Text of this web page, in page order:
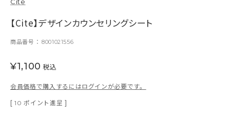
【Cite】デザインカウンセリングシート
商品番号 8001021556
¥1,100 税込
会員価格で購入するにはログインが必要です。
[ 10 ポイント進呈 ]